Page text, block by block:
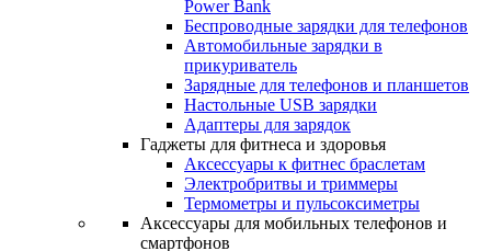
Power Bank
Беспроводные зарядки для телефонов
Автомобильные зарядки в
прикуриватель
Зарядные для телефонов и планшетов
Настольные USB зарядки
Адаптеры для зарядок
Гаджеты для фитнеса и здоровья
Аксессуары к фитнес браслетам
Электробритвы и триммеры
Термометры и пульсоксиметры
Аксессуары для мобильных телефонов и
смартфонов